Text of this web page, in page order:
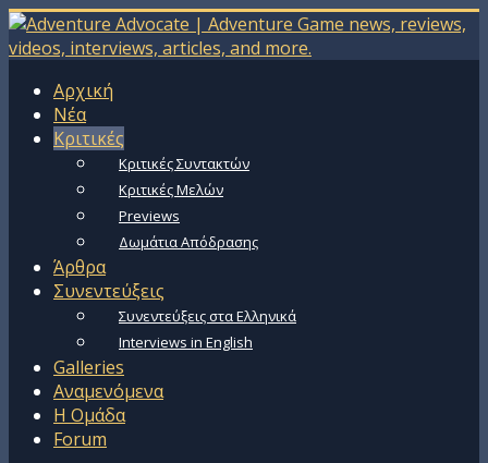
Αρχική
Νέα
Κριτικές
Κριτικές Συντακτών
Κριτικές Μελών
Previews
Δωμάτια Απόδρασης
Άρθρα
Συνεντεύξεις
Συνεντεύξεις στα Ελληνικά
Interviews in English
Galleries
Αναμενόμενα
Η Ομάδα
Forum